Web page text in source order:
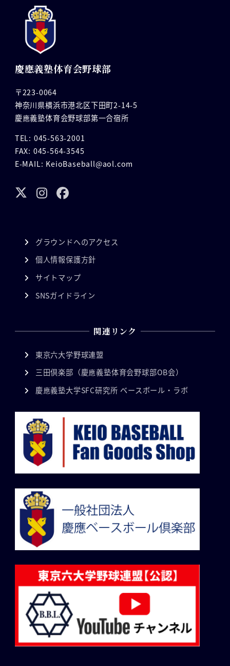
慶應義塾体育会野球部
〒223-0064
神奈川県横浜市港北区下田町2-14-5
慶應義塾体育会野球部第一合宿所
TEL: 045-563-2001
FAX: 045-564-3545
E-MAIL: KeioBaseball@aol.com
グラウンドへのアクセス
個人情報保護方針
サイトマップ
SNSガイドライン
関連リンク
東京六大学野球連盟
三田倶楽部（慶應義塾体育会野球部OB会）
慶應義塾大学SFC研究所 ベースボール・ラボ